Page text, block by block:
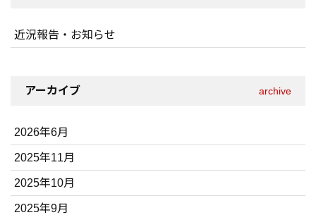
近況報告・お知らせ
アーカイブ archive
2026年6月
2025年11月
2025年10月
2025年9月